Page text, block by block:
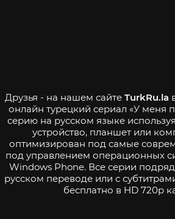
Друзья - на нашем сайте TurkRu.la
онлайн турецкий сериал «У меня
серию на русском языке
устройство, планшет или
оптимизирован под самые
под управлением операционных
Windows Phone. Все серии
русском переводе или с
бесплатно в HD 720p